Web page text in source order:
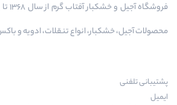
محصولات آجیل، خشکبار، انواع تنقلات، ادویه و
پشتیبانی تلفنی
ایمیل